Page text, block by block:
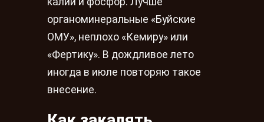
органоминеральные «Буйские
ОМУ», неплохо «Кемиру» или
«Фертику». В дождливое лето
иногда в июле повторяю такое
внесение.